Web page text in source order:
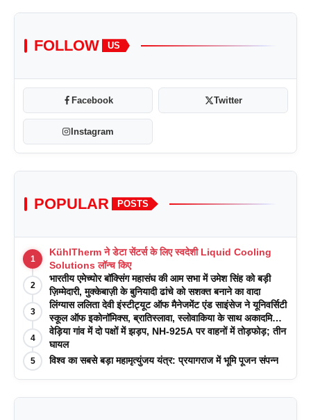
FOLLOW US
Facebook Twitter
Instagram
POPULAR POSTS
1
KühlTherm ने डेटा सेंटर्स के लिए स्वदेशी Liquid Cooling
Solutions लॉन्च किए
2
भारतीय एमेच्योर बॉक्सिंग महासंघ की आम सभा में उमेश सिंह को बड़ी
ज़िम्मेदारी, मुक्केबाज़ी के बुनियादी ढांचे को सशक्त बनाने का वादा
3
लिंग्यास ललिता देवी इंस्टीट्यूट ऑफ मैनेजमेंट एंड साइंसेज ने यूनिवर्सिटी
स्कूल ऑफ इकोनॉमिक्स, ब्रातिस्लावा, स्लोवाकिया के साथ अकादमिक
पत्रिकाओं में प्रकाशन रणनीतियों पर एक दिवसीय कार्यशाला का
आयोजन किया
4
वेड़िया गांव में दो पक्षों में झड़प, NH-925A पर वाहनों में तोड़फोड़; तीन
घायल
5 विश्व का सबसे बड़ा महामृत्युंजय यंत्र: प्रयागराज में भूमि पूजन संपन्न